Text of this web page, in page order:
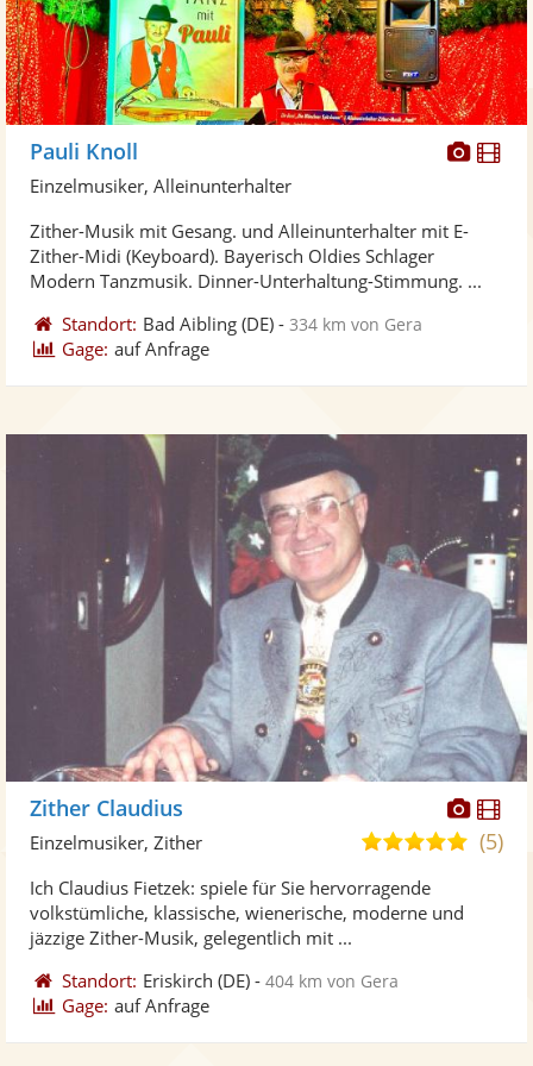
Pauli Knoll
Einzelmusiker, Alleinunterhalter
Zither-Musik mit Gesang. und Alleinunterhalter mit E-
Zither-Midi (Keyboard). Bayerisch Oldies Schlager
Modern Tanzmusik. Dinner-Unterhaltung-Stimmung. ...
Standort: Bad Aibling (DE) -334 km von Gera
Gage: auf Anfrage
Zither Claudius
4,9(5)
Einzelmusiker, Zither
Ich Claudius Fietzek: spiele für Sie hervorragende
volkstümliche, klassische, wienerische, moderne und
jäzzige Zither-Musik, gelegentlich mit ...
Standort: Eriskirch (DE) -404 km von Gera
Gage: auf Anfrage